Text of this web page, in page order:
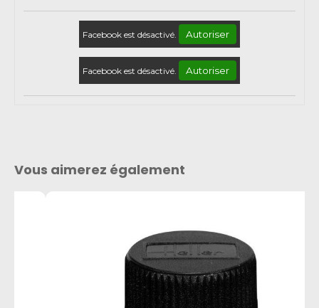
Facebook est désactivé. Autoriser
Facebook est désactivé. Autoriser
Vous aimerez également